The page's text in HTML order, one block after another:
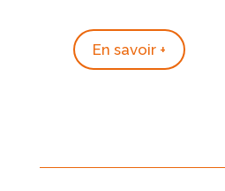
En savoir +